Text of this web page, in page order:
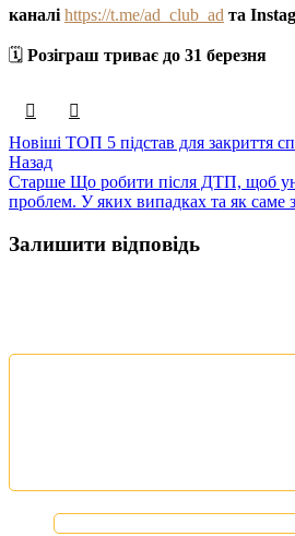
каналіhttps://t.me/ad_club_ad та
🗓 Розіграш триває до 31 березня
Новіші ТОП 5 підстав для закриття
Назад
Старше Що робити після ДТП, щоб
проблем. У яких випадках та як саме
Залишити відповідь